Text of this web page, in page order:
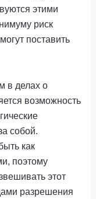
этими
риск
поставить
в делах о
возможность
собой.
как
поэтому
этот
разрешения